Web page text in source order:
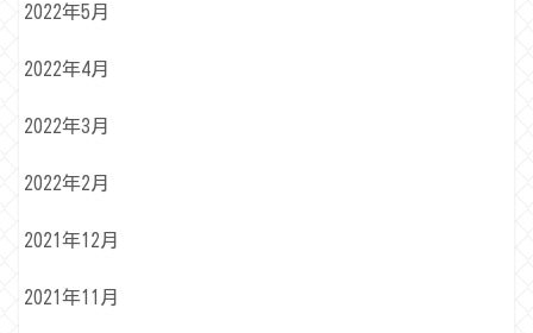
2022年5月
2022年4月
2022年3月
2022年2月
2021年12月
2021年11月